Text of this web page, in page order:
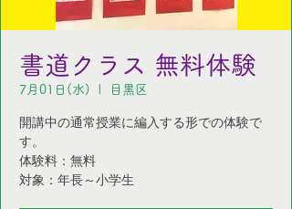
書道クラス 無料体験
7月01日(水) 目黒区
開講中の通常授業に編入する形での体験で
す。
体験料：無料
対象：年長～小学生